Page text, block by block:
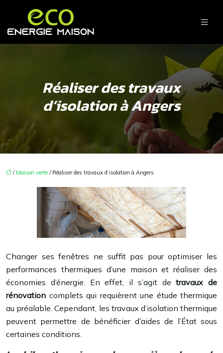
Réaliser des travaux
d’isolation à Angers
/ Maison verte / Réaliser des travaux d’isolation à Angers
Changer ses fenêtres ne suffit pas pour optimiser les
performances thermiques d’une maison et réaliser des
économies d’énergie. En effet, il s’agit detravaux de
rénovation complets qui requièrent une étude thermique
au préalable. Cependant, les travaux d’isolation thermique
peuvent permettre de bénéficier d’aides de l’État sous
certaines conditions.